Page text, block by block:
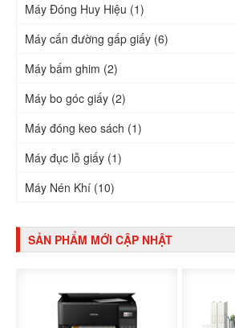
Máy Đóng Huy Hiệu (1)
Máy cấn đường gấp giấy (6)
Máy bấm ghim (2)
Máy bo góc giấy (2)
Máy đóng keo sách (1)
Máy đục lỗ giấy (1)
Máy Nén Khí (10)
SẢN PHẨM MỚI CẬP NHẬT